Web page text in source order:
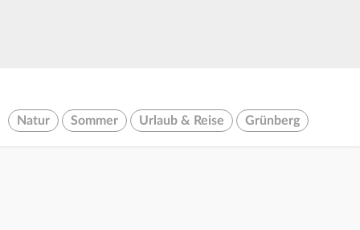
Natur Sommer Urlaub & Reise Grünberg